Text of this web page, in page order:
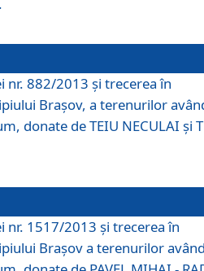
nr. 882/2013 şi trecerea în
Braşov, a terenurilor
donate de TEIU NECULAI şi
nr. 1517/2013 şi trecerea în
Braşov a terenurilor